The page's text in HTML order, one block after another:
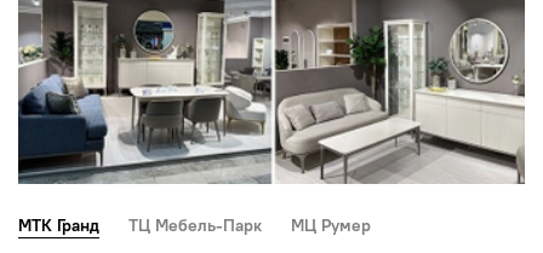
МТК Гранд ТЦ Мебель-Парк МЦ Румер